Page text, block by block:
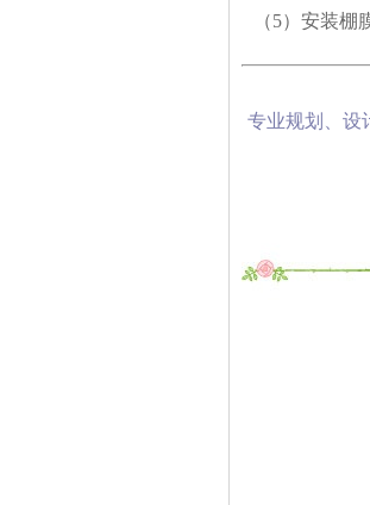
（5）安装棚
专业规划、设